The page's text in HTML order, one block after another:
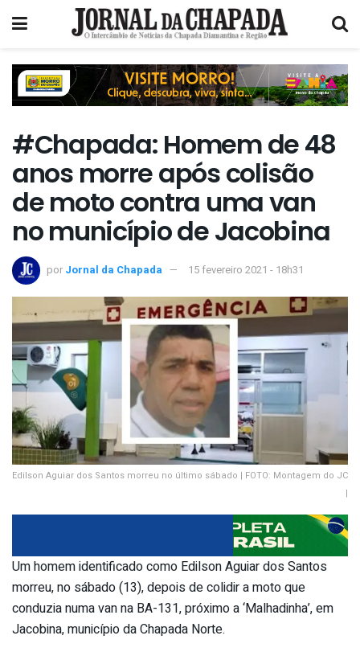
#Chapada: Homem de 48
anos morre após colisão
de moto contra uma van
no município de Jacobina
por Jornal da Chapada 15 fevereiro 2021 - 18h31
Edilson Aguiar dos Santos morreu no último sábado | FOTO: Montagem do JC
|
Um homem identificado como Edilson Aguiar dos Santos
morreu, no sábado (13), depois de colidir a moto que
conduzia numa van na BA-131, próximo a ‘Malhadinha’, em
Jacobina, município da Chapada Norte.